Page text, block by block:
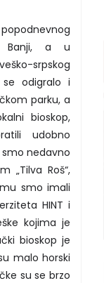
Banji, a u
srpskog
se odigralo i
parku, a
bioskop,
udobno
nedavno
„Tilva Roš“,
smo imali
HINT i
kojima je
bioskop je
malo horski
su se brzo